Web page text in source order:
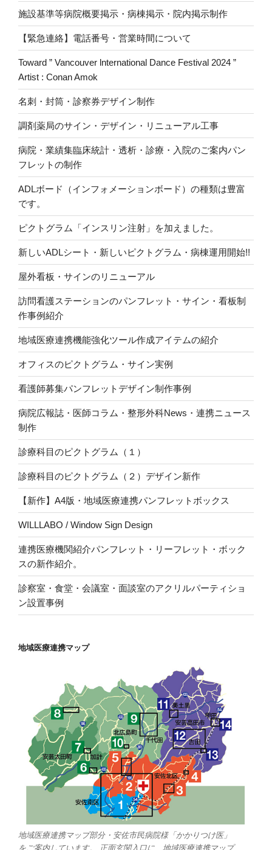
施設基準等病院概要掲示・病棟掲示・院内掲示制作
【緊急連絡】電話番号・営業時間について
Toward ” Vancouver lnternational Dance Festival 2024 ”
Artist : Conan Amok
名刺・封筒・診察券デザイン制作
調剤薬局のサイン・デザイン・リニューアル工事
病院・業績集臨床統計・透析・診療・入院のご案内パン
フレットの制作
ADLボード（インフォメーションボード）の種類は豊富
です。
ピクトグラム「インスリン注射」を加えました。
新しいADLシート・新しいピクトグラム・病棟運用開始!!
屋外看板・サインのリニューアル
訪問看護ステーションのパンフレット・サイン・看板制
作事例紹介
地域医療連携機能強化ツール作成アイテムの紹介
オフィスのピクトグラム・サイン実例
看護師募集パンフレットデザイン制作事例
病院広報誌・医師コラム・整形外科News・連携ニュース
制作
診療科目のピクトグラム（１）
診療科目のピクトグラム（２）デザイン新作
【新作】A4版・地域医療連携パンフレットボックス
WILLLABO / Window Sign Design
連携医療機関紹介パンフレット・リーフレット・ボック
スの新作紹介。
診察室・食堂・会議室・面談室のアクリルパーティショ
ン設置事例
地域医療連携マップ
地域医療連携マップ部分・安佐市民病院様「かかりつけ医」
をご案内しています。 正面玄関入口に、地域医療連携マップ